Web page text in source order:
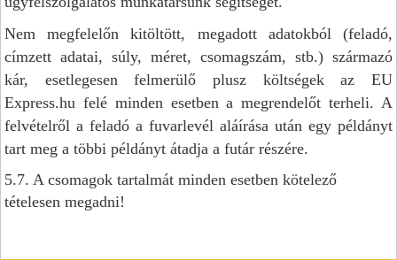
Nem megfelelőn kitöltött, megadott adatokból (feladó,
címzett adatai, súly, méret, csomagszám, stb.) származó
kár, esetlegesen felmerülő plusz költségek az EU
Express.hu felé minden esetben a megrendelőt terheli. A
felvételről a feladó a fuvarlevél aláírása után egy példányt
tart meg a többi példányt átadja a futár részére.
5.7. A csomagok tartalmát minden esetben kötelező
tételesen megadni!